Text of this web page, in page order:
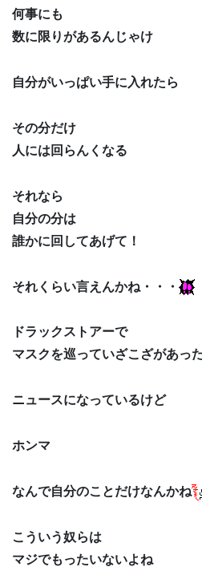
何事にも
数に限りがあるんじゃけ
自分がいっぱい手に入れたら
その分だけ
人には回らんくなる
それなら
自分の分は
誰かに回してあげて！
それくらい言えんかね・・・
ドラックストアーで
マスクを巡っていざこざがあっ
ニュースになっているけど
ホンマ
なんで自分のことだけなんかね
こういう奴らは
マジでもったいないよね